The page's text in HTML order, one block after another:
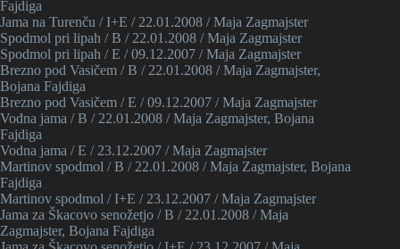
Fajdiga
Jama na Turenču / I+E / 22.01.2008 / Maja Zagmajster
Spodmol pri lipah / B / 22.01.2008 / Maja Zagmajster
Spodmol pri lipah / E / 09.12.2007 / Maja Zagmajster
Brezno pod Vasičem / B / 22.01.2008 / Maja Zagmajster,
Bojana Fajdiga
Brezno pod Vasičem / E / 09.12.2007 / Maja Zagmajster
Vodna jama / B / 22.01.2008 / Maja Zagmajster, Bojana
Fajdiga
Vodna jama / E / 23.12.2007 / Maja Zagmajster
Martinov spodmol / B / 22.01.2008 / Maja Zagmajster, Bojana
Fajdiga
Martinov spodmol / I+E / 23.12.2007 / Maja Zagmajster
Jama za Škacovo senožetjo / B / 22.01.2008 / Maja
Zagmajster, Bojana Fajdiga